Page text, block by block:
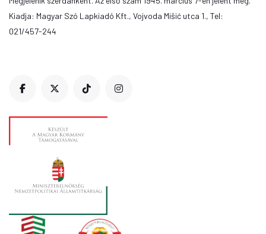
Kiadja: Magyar Szó Lapkiadó Kft., Vojvoda Mišić utca 1., Tel:
021/457-244